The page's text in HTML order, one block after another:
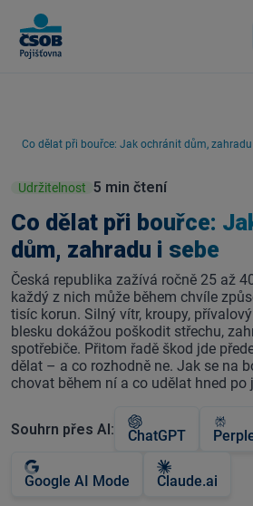
Skip to Main Content
Co dělat při bouřce: Jak ochránit dům, zahradu
Udržitelnost 5 min čtení
Co dělat při bouřce:
dům, zahradu i sebe
Česká republika zažívá ročně 25 až
každý z nich může během chvíle
tisíc korun. Silný vítr, kroupy,
blesku dokážou poškodit střechu,
spotřebiče. Přitom řadě škod jde
dělat – a co rozhodně ne. Jak se na
chovat během ní a co udělat hned po
Souhrn přes AI: ChatGPT
Google AI Mode Claude.ai